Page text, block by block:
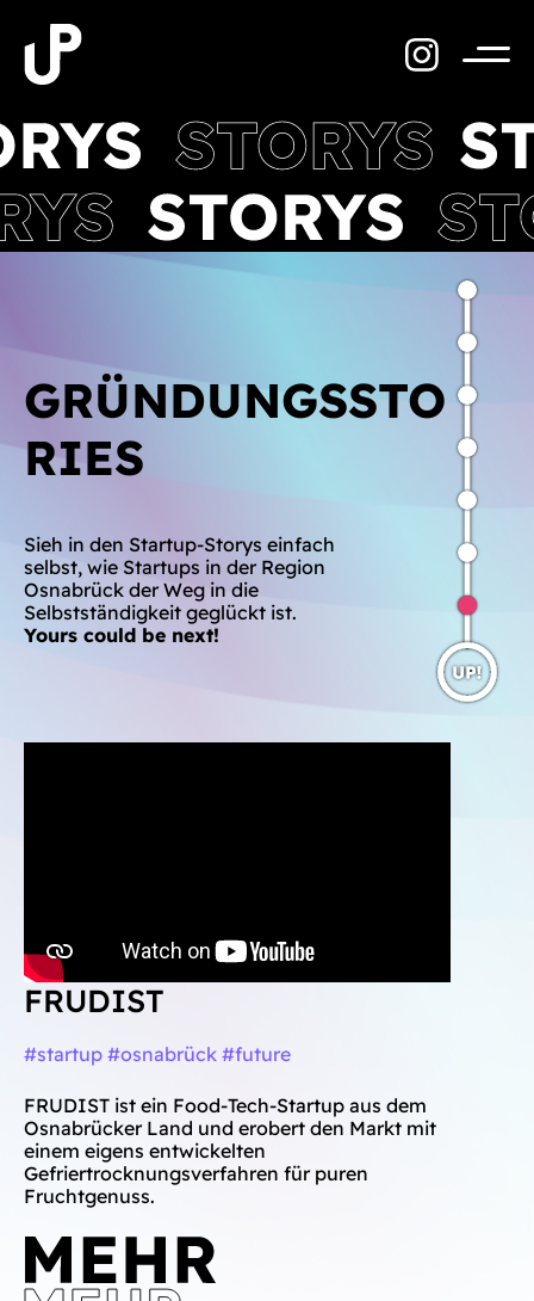
Inhalt
springen
GRÜNDUNGSSTO
RIES
Sieh in den Startup-Storys einfach
selbst, wie Startups in der Region
Osnabrück der Weg in die
Selbstständigkeit geglückt ist.
Yours could be next!
FRUDIST
#startup #osnabrück #future
FRUDIST ist ein Food-Tech-Startup aus dem
Osnabrücker Land und erobert den Markt mit
einem eigens entwickelten
Gefriertrocknungsverfahren für puren
Fruchtgenuss.